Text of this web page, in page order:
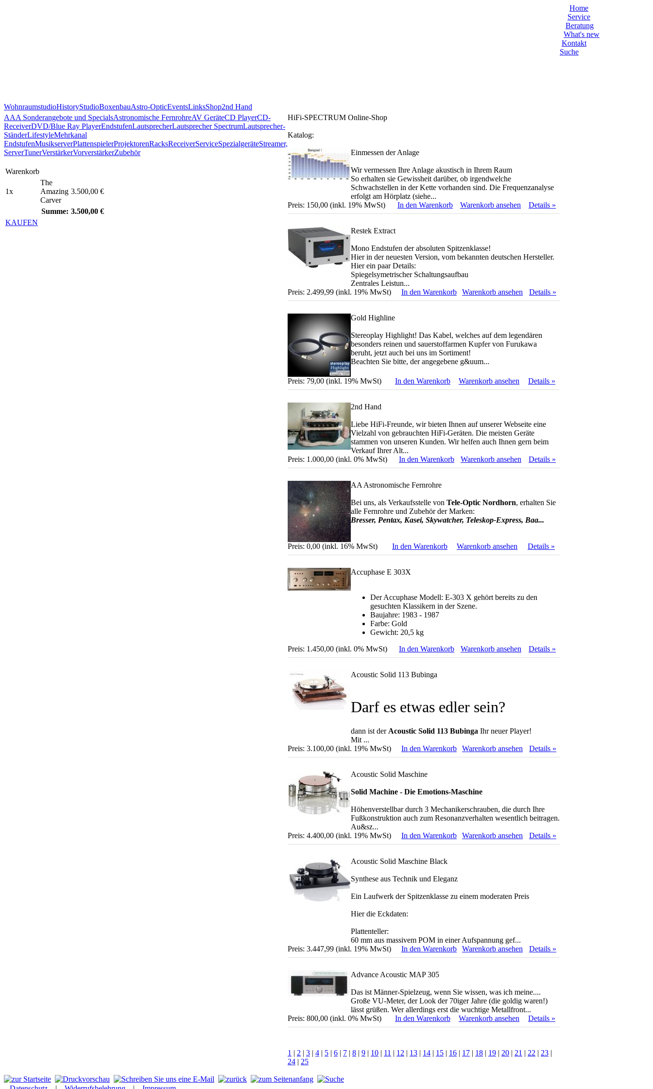
Home
Service
Beratung
What's new
Kontakt
Suche
WohnraumstudioHistoryStudioBoxenbauAstro-OpticEventsLinksShop2nd Hand
AAA Sonderangebote und SpecialsAstronomische FernrohreAV GeräteCD PlayerCD-
ReceiverDVD/Blue Ray PlayerEndstufenLautsprecherLautsprecher SpectrumLautsprecher-
StänderLifestyleMehrkanal
EndstufenMusikserverPlattenspielerProjektorenRacksReceiverServiceSpezialgeräteStreamer,
ServerTunerVerstärkerVorverstärkerZubehör
Warenkorb
1x
The
Amazing
Carver
3.500,00 €
Summe: 3.500,00 €
KAUFEN
HiFi-SPECTRUM Online-Shop
Katalog:
Einmessen der Anlage
Wir vermessen Ihre Anlage akustisch in Ihrem Raum
So erhalten sie Gewissheit darüber, ob irgendwelche
Schwachstellen in der Kette vorhanden sind. Die Frequenzanalyse
erfolgt am Hörplatz (siehe...
Preis: 150,00 (inkl. 19% MwSt)
In den Warenkorb Warenkorb ansehen Details »
Restek Extract
Mono Endstufen der absoluten Spitzenklasse!
Hier in der neuesten Version, vom bekannten deutschen Hersteller.
Hier ein paar Details:
Spiegelsymetrischer Schaltungsaufbau
Zentrales Leistun...
Preis: 2.499,99 (inkl. 19% MwSt)
In den Warenkorb Warenkorb ansehen Details »
Gold Highline
Stereoplay Highlight! Das Kabel, welches auf dem legendären
besonders reinen und sauerstoffarmen Kupfer von Furukawa
beruht, jetzt auch bei uns im Sortiment!
Beachten Sie bitte, der angegebene g&uum...
Preis: 79,00 (inkl. 19% MwSt) In den Warenkorb Warenkorb ansehen Details »
2nd Hand
Liebe HiFi-Freunde, wir bieten Ihnen auf unserer Webseite eine
Vielzahl von gebrauchten HiFi-Geräten. Die meisten Geräte
stammen von unseren Kunden. Wir helfen auch Ihnen gern beim
Verkauf Ihrer Alt...
Preis: 1.000,00 (inkl. 0% MwSt)
In den Warenkorb Warenkorb ansehen Details »
AA Astronomische Fernrohre
Bei uns, als Verkaufsstelle von Tele-Optic Nordhorn, erhalten Sie
alle Fernrohre und Zubehör der Marken:
Bresser, Pentax, Kasei, Skywatcher, Teleskop-Express, Baa...
Preis: 0,00 (inkl. 16% MwSt) In den Warenkorb Warenkorb ansehen Details »
Accuphase E 303X
Der Accuphase Modell: E-303 X gehört bereits zu den
gesuchten Klassikern in der Szene.
Baujahre: 1983 - 1987
Farbe: Gold
Gewicht: 20,5 kg
Preis: 1.450,00 (inkl. 0% MwSt)
In den Warenkorb Warenkorb ansehen Details »
Acoustic Solid 113 Bubinga
Darf es etwas edler sein?
dann ist der Acoustic Solid 113 Bubinga Ihr neuer Player!
Mit ...
Preis: 3.100,00 (inkl. 19% MwSt)
In den Warenkorb Warenkorb ansehen Details »
Acoustic Solid Maschine
Solid Machine - Die Emotions-Maschine
Höhenverstellbar durch 3 Mechanikerschrauben, die durch Ihre
Fußkonstruktion auch zum Resonanzverhalten wesentlich beitragen.
Au&sz...
Preis: 4.400,00 (inkl. 19% MwSt)
In den Warenkorb Warenkorb ansehen Details »
Acoustic Solid Maschine Black
Synthese aus Technik und Eleganz
Ein Laufwerk der Spitzenklasse zu einem moderaten Preis
Hier die Eckdaten:
Plattenteller:
60 mm aus massivem POM in einer Aufspannung gef...
Preis: 3.447,99 (inkl. 19% MwSt)
In den Warenkorb Warenkorb ansehen Details »
Advance Acoustic MAP 305
Das ist Männer-Spielzeug, wenn Sie wissen, was ich meine....
Große VU-Meter, der Look der 70iger Jahre (die goldig waren!)
lässt grüßen. Wer allerdings erst die wuchtige Metallfront...
Preis: 800,00 (inkl. 0% MwSt)
In den Warenkorb Warenkorb ansehen Details »
1 | 2 | 3 | 4 | 5 | 6 | 7 | 8 | 9 | 10 | 11 | 12 | 13 | 14 | 15 | 16 | 17 | 18 | 19 | 20 | 21 | 22 | 23 |
24 | 25